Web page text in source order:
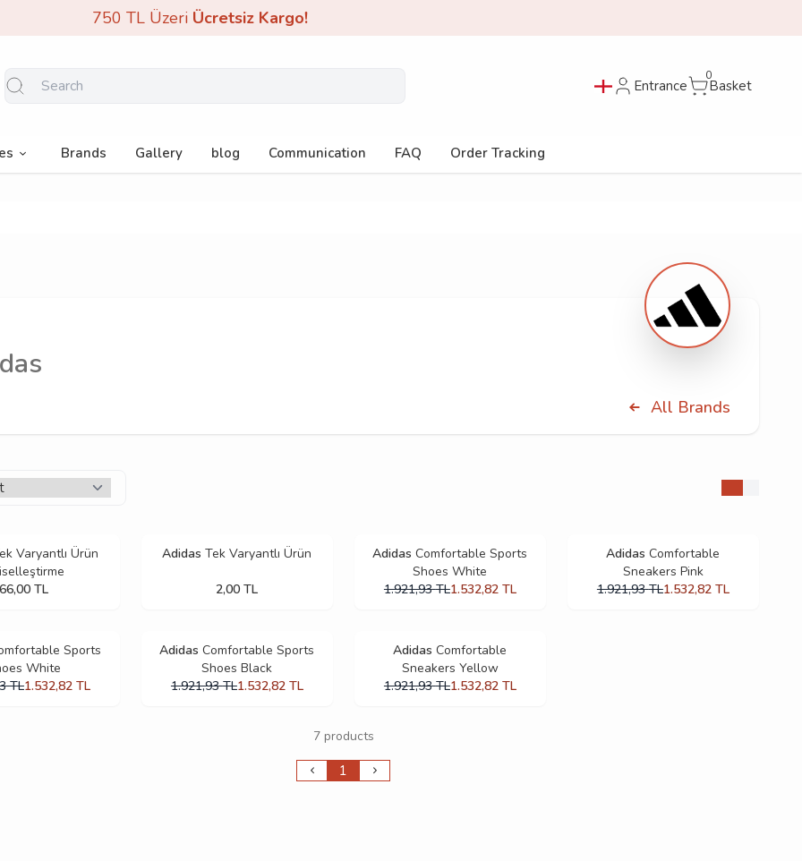
750 TL Üzeri Ücretsiz Kargo!
Entrance
0
Basket
Brands Gallery blog Communication FAQ Order Tracking
All Brands
Varyantlı Ürün
66,00 TL
Adidas Tek Varyantlı Ürün
2,00 TL
Adidas Comfortable Sports
Shoes White
1.921,93 TL1.532,82 TL
Adidas Comfortable
Sneakers Pink
1.921,93 TL1.532,82 TL
Sports
White
TL1.532,82 TL
Adidas Comfortable Sports
Shoes Black
1.921,93 TL1.532,82 TL
Adidas Comfortable
Sneakers Yellow
1.921,93 TL1.532,82 TL
7 products
1